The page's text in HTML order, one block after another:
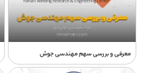
معرفی و بررسی سهم مهندسی جوش